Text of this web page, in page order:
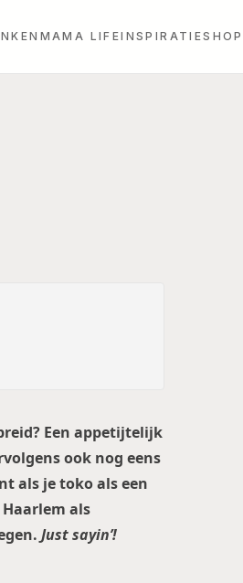
MAMA LIFEINSPIRATIESHOP
Een appetijtelijk
ook nog eens
als je toko als een
als
Just sayin’!